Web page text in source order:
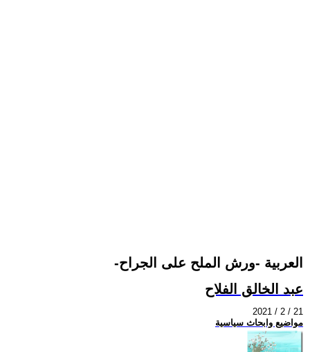
-العربية -ورش الملح على الجراح
عبد الخالق الفلاح
2021 / 2 / 21
مواضيع وابحاث سياسية